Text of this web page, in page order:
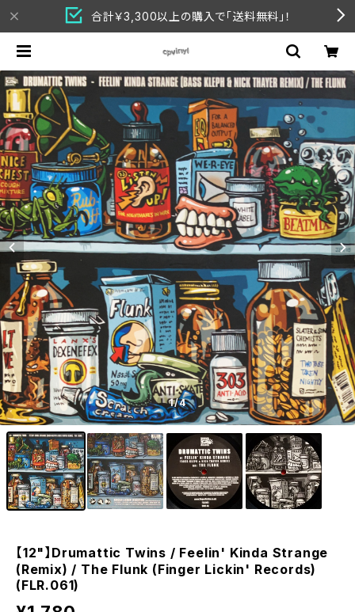
合計￥3,300以上の購入で「送料無料」！
1/4
【12"】Drumattic Twins / Feelin' Kinda Strange
(Remix) / The Flunk (Finger Lickin' Records)
(FLR.061)